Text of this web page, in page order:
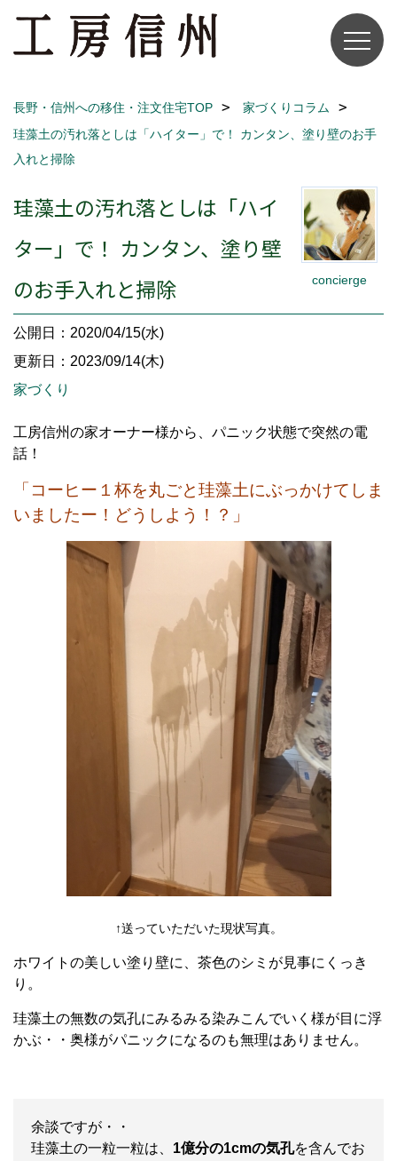
長野・信州への移住・注文住宅TOP
家づくりコラム
珪藻土の汚れ落としは「ハイター」で！ カンタン、塗り壁のお手
入れと掃除
concierge
珪藻土の汚れ落としは「ハイ
ター」で！ カンタン、塗り壁
のお手入れと掃除
公開日：2020/04/15(水)
更新日：2023/09/14(木)
家づくり
工房信州の家オーナー様から、パニック状態で突然の電
話！
「コーヒー１杯を丸ごと珪藻土にぶっかけてしま
いましたー！どうしよう！？」
↑送っていただいた現状写真。
ホワイトの美しい塗り壁に、茶色のシミが見事にくっき
り。
珪藻土の無数の気孔にみるみる染みこんでいく様が目に浮
かぶ・・奥様がパニックになるのも無理はありません。
余談ですが・・
珪藻土の一粒一粒は、 1億分の1cmの気孔を含んでお